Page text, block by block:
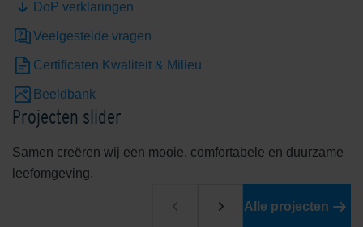
DoP verklaringen
Veelgestelde vragen
Certificaten Kwaliteit & Milieu
Beeldbank
Projecten slider
Samen creëren wij een mooie, comfortabele en duurzame
leefomgeving.
Alle projecten